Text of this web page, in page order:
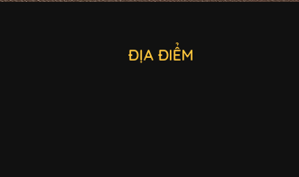
ĐỊA ĐIỂM